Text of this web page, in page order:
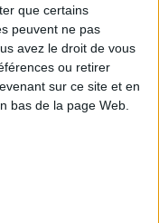
que certains
peuvent ne pas
avez le droit de vous
ou retirer
sur ce site et en
bas de la page Web.